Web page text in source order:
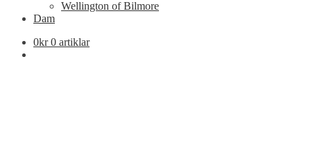
Wellington of Bilmore
Dam
0kr 0 artiklar